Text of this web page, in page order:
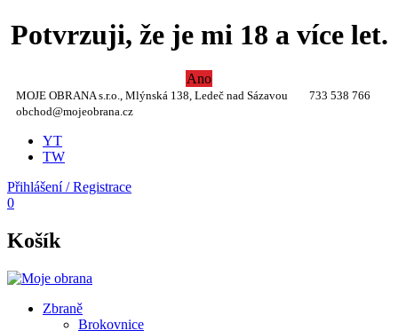
Potvrzuji, že je mi 18 a více let.
Ano
MOJE OBRANA s.r.o., Mlýnská 138, Ledeč nad Sázavou
733 538 766
obchod@mojeobrana.cz
YT
TW
Přihlášení / Registrace
0
Košík
Zbraně
Brokovnice